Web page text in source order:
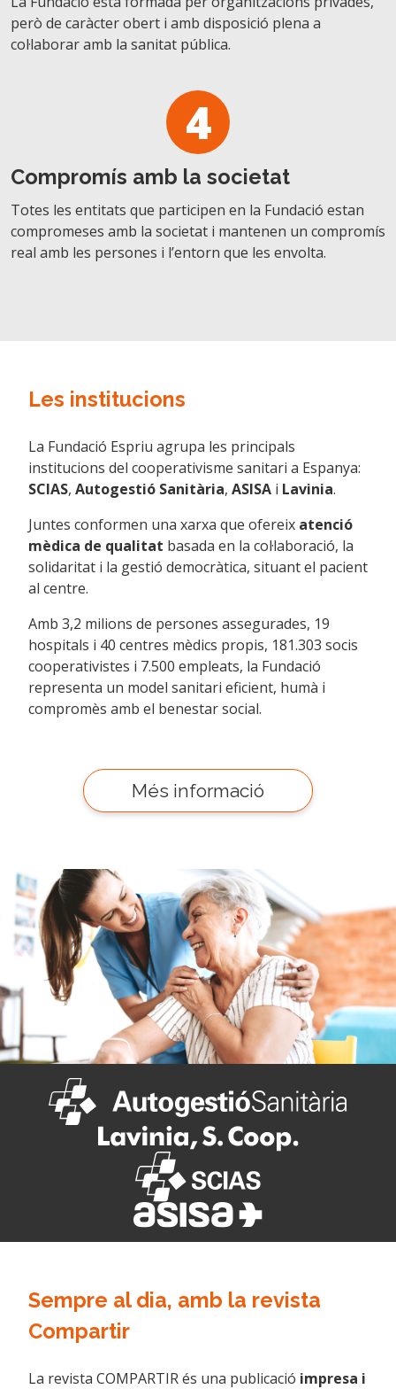
però de caràcter obert i amb disposició plena a
col·laborar amb la sanitat pública.
4
Compromís amb la societat
Totes les entitats que participen en la Fundació estan
compromeses amb la societat i mantenen un compromís
real amb les persones i l’entorn que les envolta.
Les institucions
La Fundació Espriu agrupa les principals
institucions del cooperativisme sanitari a Espanya:
SCIAS, Autogestió Sanitària, ASISA i Lavinia.
Juntes conformen una xarxa que ofereix atenció
mèdica de qualitat basada en la col·laboració, la
solidaritat i la gestió democràtica, situant el pacient
al centre.
Amb 3,2 milions de persones assegurades, 19
hospitals i 40 centres mèdics propis, 181.303 socis
cooperativistes i 7.500 empleats, la Fundació
representa un model sanitari eficient, humà i
compromès amb el benestar social.
Més informació
Sempre al dia, amb la revista
Compartir
La revista COMPARTIR és una publicació impresa i